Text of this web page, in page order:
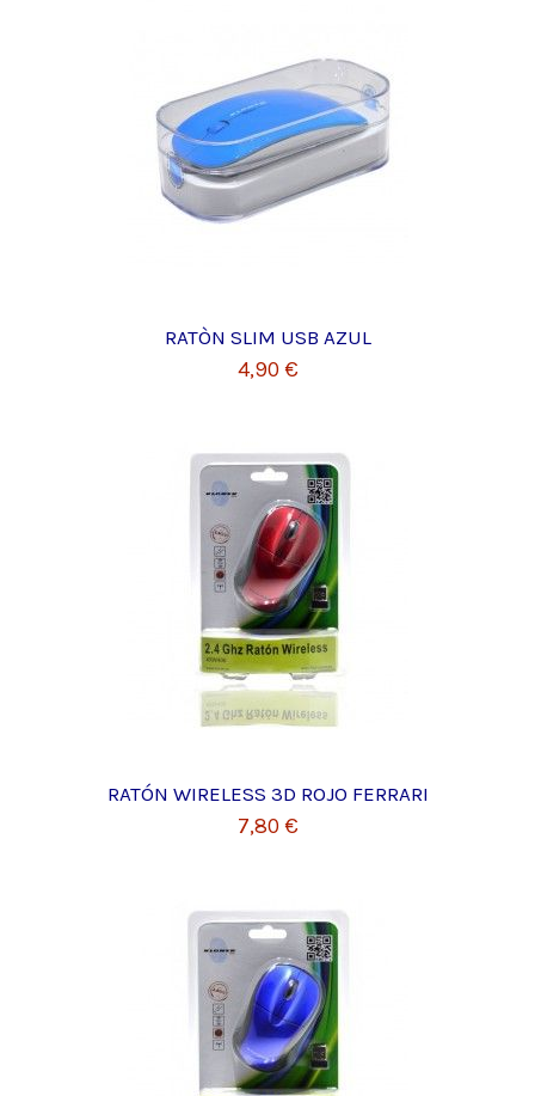
RATÒN SLIM USB AZUL
4,90 €
RATÓN WIRELESS 3D ROJO FERRARI
7,80 €